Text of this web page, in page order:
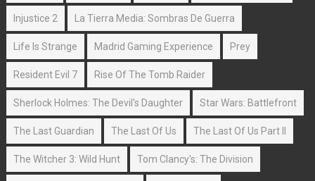
Injustice 2 La Tierra Media: Sombras De Guerra
Life Is Strange Madrid Gaming Experience Prey
Resident Evil 7 Rise Of The Tomb Raider
Sherlock Holmes: The Devil's Daughter Star Wars: Battlefront
The Last Guardian The Last Of Us The Last Of Us Part II
The Witcher 3: Wild Hunt Tom Clancy's: The Division